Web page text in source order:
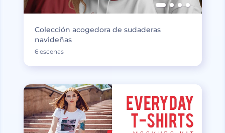
Colección acogedora de sudaderas
navideñas
6 escenas